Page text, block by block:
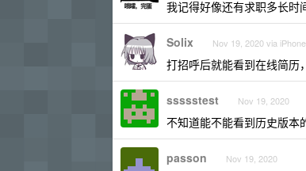
我记得好像还有求职多长时
Solix Nov 19, 2020 via iPhone
打招呼后就能看到在线简历
ssssstest Nov 19, 2020
不知道能不能看到历史版本
passon Nov 19, 2020